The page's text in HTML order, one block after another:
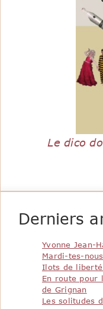
Le dico
Derniers
Yvonne Jean-
Mardi-tes-
Ilots de
En route pour
de Grignan
Les solitudes